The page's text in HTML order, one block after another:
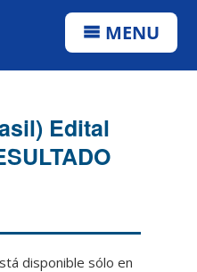
MENU
Edital
disponible sólo en